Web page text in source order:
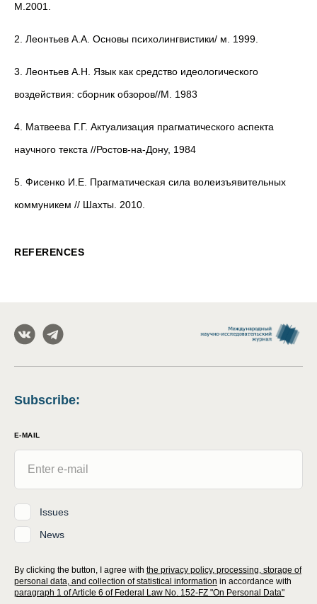
М.2001.
2.​ Леонтьев А.А. Основы психолингвистики/ м. 1999.
3.​ Леонтьев А.Н. Язык как средство идеологического
воздействия: сборник обзоров//М. 1983
4.​ Матвеева Г.Г. Актуализация прагматического аспекта
научного текста //Ростов-на-Дону, 1984
5.​ Фисенко И.Е. Прагматическая сила волеизъявительных
коммуникем // Шахты. 2010.
REFERENCES
Subscribe:
E-MAIL
Issues
News
By clicking the button, I agree with the privacy policy, processing, storage of
personal data, and collection of statistical information in accordance with
paragraph 1 of Article 6 of Federal Law No. 152-FZ "On Personal Data"